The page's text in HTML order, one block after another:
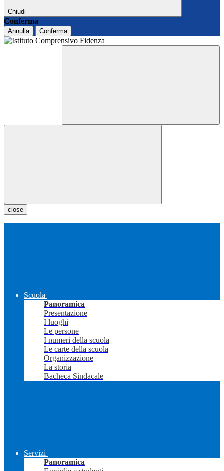
Chiudi
Conferma
Annulla Conferma
close
Scuola
Panoramica
Presentazione
I luoghi
Le persone
I numeri della scuola
Le carte della scuola
Organizzazione
La storia
Bacheca Sindacale
Servizi
Panoramica